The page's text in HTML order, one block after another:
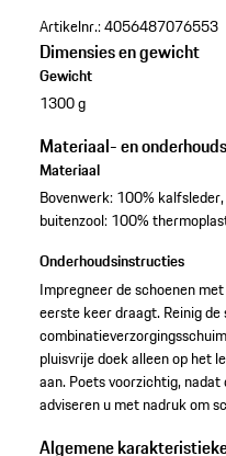
Artikelnr.:4056487076553
Dimensies en gewicht
Gewicht
1300 g
Materiaal- en
Materiaal
Bovenwerk: 100%
buitenzool: 100%
Onderhoudsinstructies
Impregneer de schoenen
eerste keer draagt. Reinig
pluisvrije doek alleen op het
aan. Poets voorzichtig,
adviseren u met nadruk om
Algemene